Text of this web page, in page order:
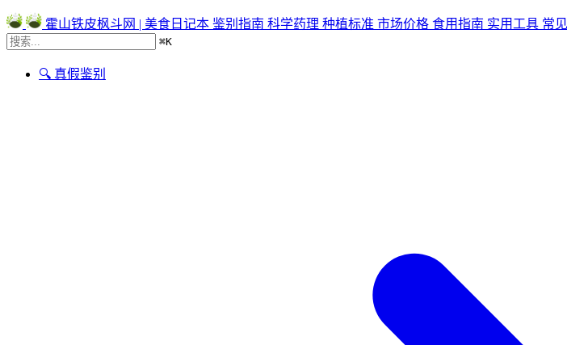
霍山铁皮枫斗网 | 美食日记本 鉴别指南 科学药理 种植标准 市场价格 食用指南 实用工具 常
⌘K
🔍 真假鉴别